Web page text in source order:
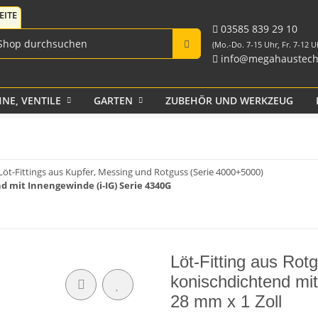
03585 839 29 10
(Mo.-Do. 7-15 Uhr, Fr. 7-12
VENTILE GARTEN ZUBEHÖR UND WERKZEUG
Fittings aus Kupfer, Messing und Rotguss (Serie 4000+5000)
Innengewinde (i-IG) Serie 4340G
Löt-Fitting aus
konischdichtend
28 mm x 1 Zoll